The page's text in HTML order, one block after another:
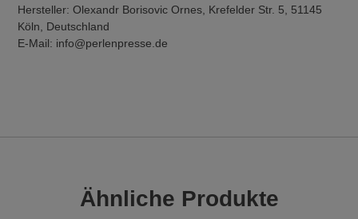
Hersteller: Olexandr Borisovic Ornes, Krefelder Str. 5, 51145
Köln, Deutschland
E-Mail: info@perlenpresse.de
Ähnliche Produkte